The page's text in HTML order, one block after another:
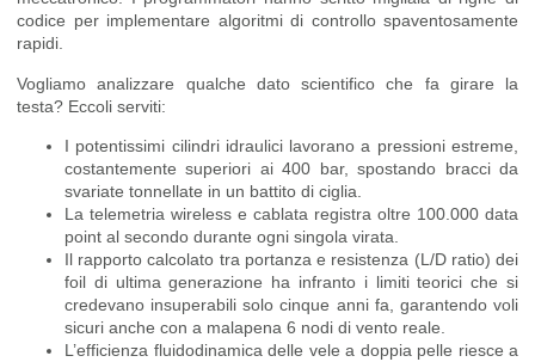
codice per implementare algoritmi di controllo spaventosamente
rapidi.
Vogliamo analizzare qualche dato scientifico che fa girare la
testa? Eccoli serviti:
I potentissimi cilindri idraulici lavorano a pressioni estreme,
costantemente superiori ai 400 bar, spostando bracci da
svariate tonnellate in un battito di ciglia.
La telemetria wireless e cablata registra oltre 100.000 data
point al secondo durante ogni singola virata.
Il rapporto calcolato tra portanza e resistenza (L/D ratio) dei
foil di ultima generazione ha infranto i limiti teorici che si
credevano insuperabili solo cinque anni fa, garantendo voli
sicuri anche con a malapena 6 nodi di vento reale.
L’efficienza fluidodinamica delle vele a doppia pelle riesce a